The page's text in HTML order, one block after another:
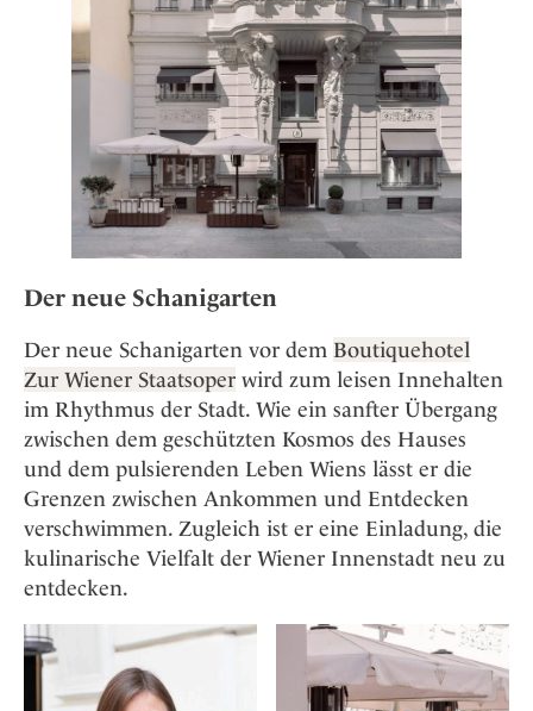
Schweden
Schweiz
Adventkalender
Der neue Schanigarten
Der neue Schanigarten vor dem Boutiquehotel
Zur Wiener Staatsoper wird zum leisen Innehalten
im Rhythmus der Stadt. Wie ein sanfter Übergang
zwischen dem geschützten Kosmos des Hauses
und dem pulsierenden Leben Wiens lässt er die
Grenzen zwischen Ankommen und Entdecken
verschwimmen. Zugleich ist er eine Einladung, die
kulinarische Vielfalt der Wiener Innenstadt neu zu
entdecken.